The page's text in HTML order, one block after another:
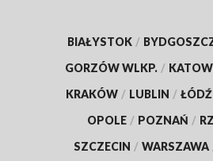
BIAŁYSTOK /
GORZÓW WLKP. /
KRAKÓW / LUBLIN / ŁÓDŹ
OPOLE / POZNAŃ /
SZCZECIN / WARSZAWA